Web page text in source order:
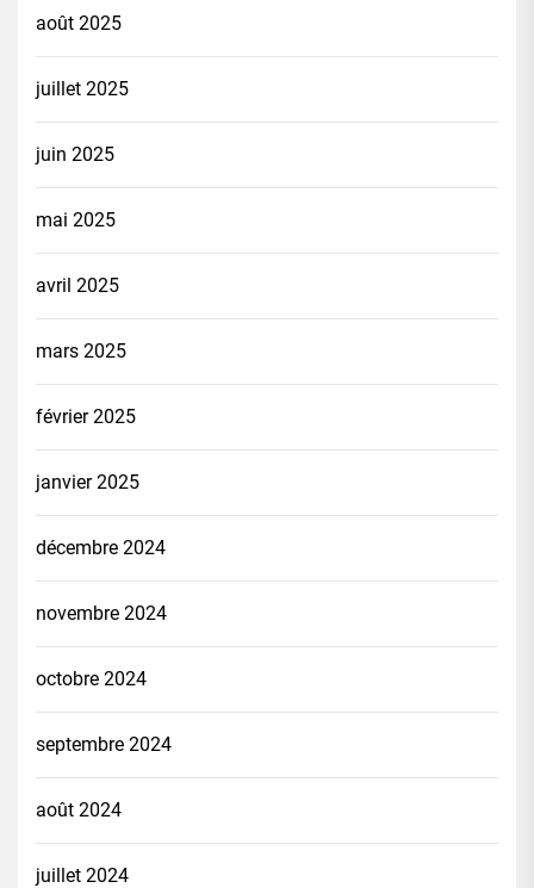
août 2025
juillet 2025
juin 2025
mai 2025
avril 2025
mars 2025
février 2025
janvier 2025
décembre 2024
novembre 2024
octobre 2024
septembre 2024
août 2024
juillet 2024